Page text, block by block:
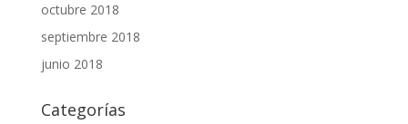
octubre 2018
septiembre 2018
junio 2018
Categorías